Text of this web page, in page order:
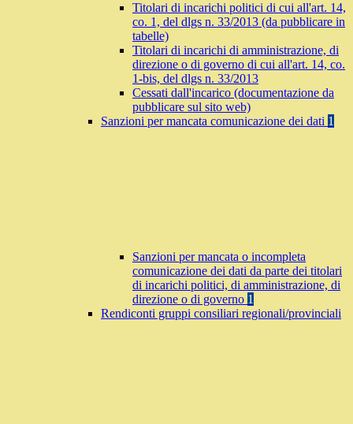
Titolari di incarichi politici di cui all'art. 14,
co. 1, del dlgs n. 33/2013 (da pubblicare in
tabelle)
Titolari di incarichi di amministrazione, di
direzione o di governo di cui all'art. 14, co.
1-bis, del dlgs n. 33/2013
Cessati dall'incarico (documentazione da
pubblicare sul sito web)
Sanzioni per mancata comunicazione dei dati 1
Sanzioni per mancata o incompleta
comunicazione dei dati da parte dei titolari
di incarichi politici, di amministrazione, di
direzione o di governo 1
Rendiconti gruppi consiliari regionali/provinciali